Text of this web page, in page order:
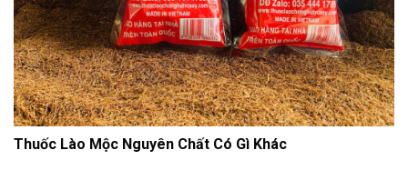
Thuốc Lào Mộc Nguyên Chất Có Gì Khác